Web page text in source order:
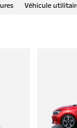
Véhicule